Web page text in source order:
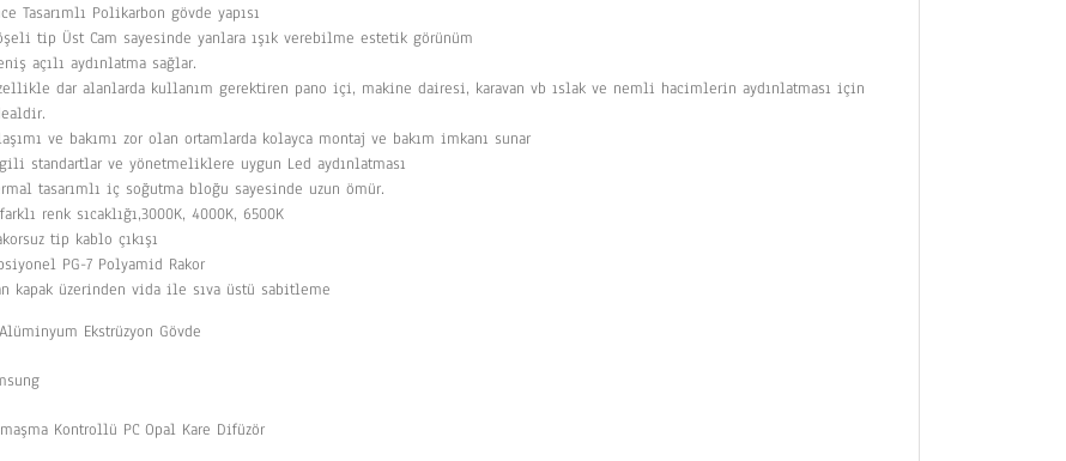
Tasarımlı Polikarbon gövde yapısı
tip Üst Cam sayesinde yanlara ışık verebilme estetik görünüm
açılı aydınlatma sağlar.
dar alanlarda kullanım gerektiren pano içi, makine dairesi, karavan vb ıslak ve nemli hacimlerin aydınlatması için
ve bakımı zor olan ortamlarda kolayca montaj ve bakım imkanı sunar
standartlar ve yönetmeliklere uygun Led aydınlatması
tasarımlı iç soğutma bloğu sayesinde uzun ömür.
renk sıcaklığı,3000K, 4000K, 6500K
tip kablo çıkışı
PG-7 Polyamid Rakor
kapak üzerinden vida ile sıva üstü sabitleme
Alüminyum Ekstrüzyon Gövde
Kontrollü PC Opal Kare Difüzör